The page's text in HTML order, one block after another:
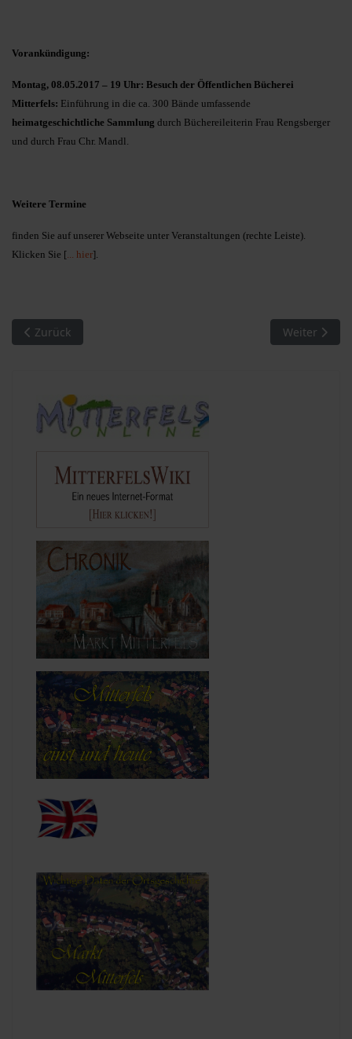
Vorankündigung:
Montag, 08.05.2017 – 19 Uhr: Besuch der Öffentlichen Bücherei
Mitterfels: Einführung in die ca. 300 Bände umfassende
heimatgeschichtliche Sammlung durch Büchereileiterin Frau Rengsberger
und durch Frau Chr. Mandl.
Weitere Termine
finden Sie auf unserer Webseite unter Veranstaltungen (rechte Leiste).
Klicken Sie [... hier].
Vorheriger Beitrag: Zentrales Gemeindearchiv: Altes
Zurück Nächster
Weiter